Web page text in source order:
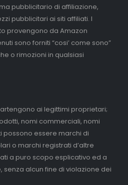
pubblicitario di affiliazione,
pubblicitari ai siti affiliati. I
provengono da Amazon
sono forniti “cosi’ come sono”
o rimozioni in qualsiasi
ai legittimi proprietari;
nomi commerciali, nomi
possono essere marchi di
o marchi registrati d’altre
a puro scopo esplicativo ed a
alcun fine di violazione dei